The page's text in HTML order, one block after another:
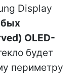
Display
OLED-
будет
периметру